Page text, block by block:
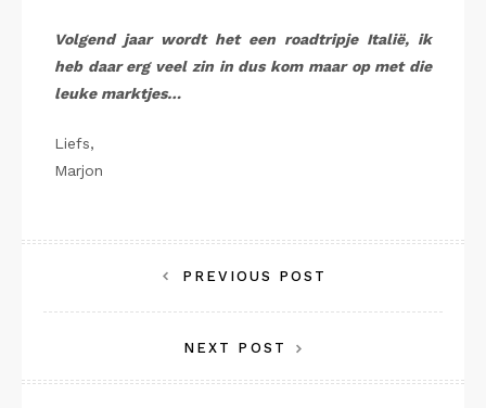
Volgend jaar wordt het een roadtripje Italië, ik
heb daar erg veel zin in dus kom maar op met die
leuke marktjes…
Liefs,
Marjon
navigatie
PREVIOUS POST
NEXT POST